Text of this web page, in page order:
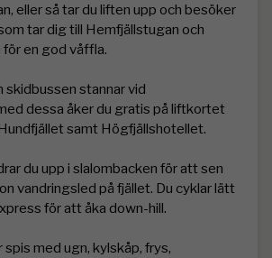
eller så tar du liften upp och besöker
tar dig till Hemfjällstugan och
en god våffla.
skidbussen stannar vid
dessa åker du gratis på liftkortet
samt Högfjällshotellet.
du upp i slalombacken för att sen
vandringsled på fjället. Du cyklar lätt
för att åka down-hill.
spis med ugn, kylskåp, frys,